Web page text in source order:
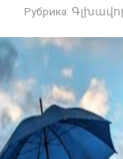
Рубрика: